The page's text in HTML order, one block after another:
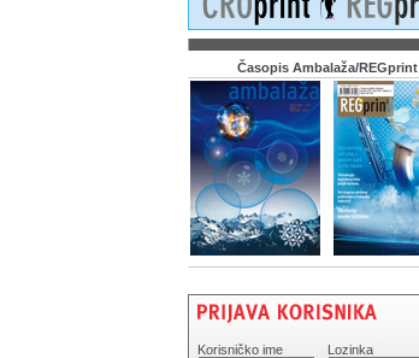
Časopis Ambalaža/REGprint
Korisničko ime Lozinka